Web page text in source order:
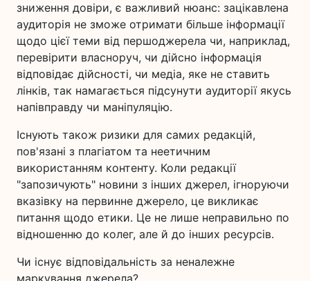
зниження довіри, є важливий нюанс: зацікавлена
аудиторія не зможе отримати більше інформації
щодо цієї теми від першоджерела чи, наприклад,
перевірити власноруч, чи дійсно інформація
відповідає дійсності, чи медіа, яке не ставить
лінків, так намагається підсунути аудиторії якусь
напівправду чи маніпуляцію.
Існують також ризики для самих редакцій,
пов'язані з плагіатом та неетичним
використанням контенту. Коли редакції
"запозичують" новини з інших джерел, ігноруючи
вказівку на первинне джерело, це викликає
питання щодо етики. Це не лише неправильно по
відношенню до колег, але й до інших ресурсів.
Чи існує відповідальність за неналежне
маркування джерела?